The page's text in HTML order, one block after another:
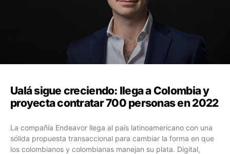
Ualá sigue creciendo: llega a Colombia y
proyecta contratar 700 personas en 2022
La compañía Endeavor llega al país latinoamericano con una
sólida propuesta transaccional para cambiar la forma en que
los colombianos y colombianas manejan su plata. Digital,